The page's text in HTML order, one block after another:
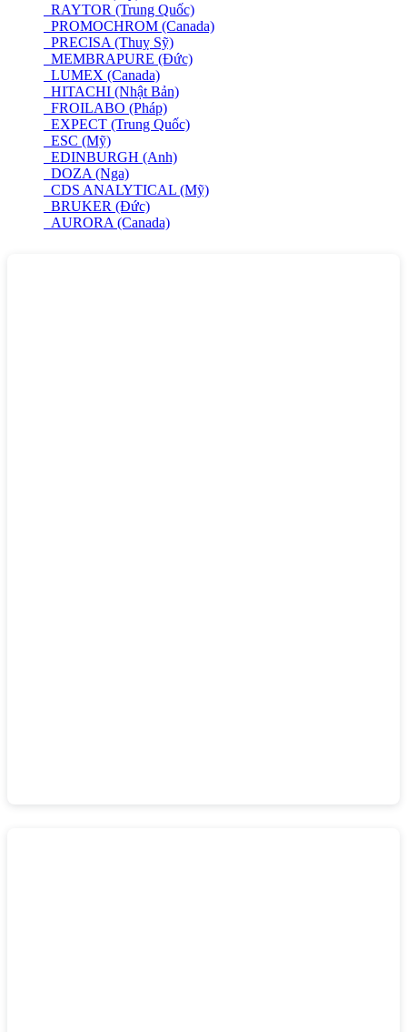
RAYTOR (Trung Quốc)
PROMOCHROM (Canada)
PRECISA (Thuỵ Sỹ)
MEMBRAPURE (Đức)
LUMEX (Canada)
HITACHI (Nhật Bản)
FROILABO (Pháp)
EXPECT (Trung Quốc)
ESC (Mỹ)
EDINBURGH (Anh)
DOZA (Nga)
CDS ANALYTICAL (Mỹ)
BRUKER (Đức)
AURORA (Canada)